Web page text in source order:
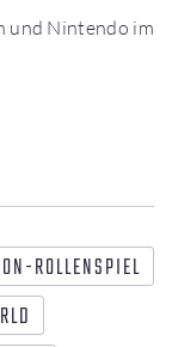
und Nintendo im
ROLLENSPIEL